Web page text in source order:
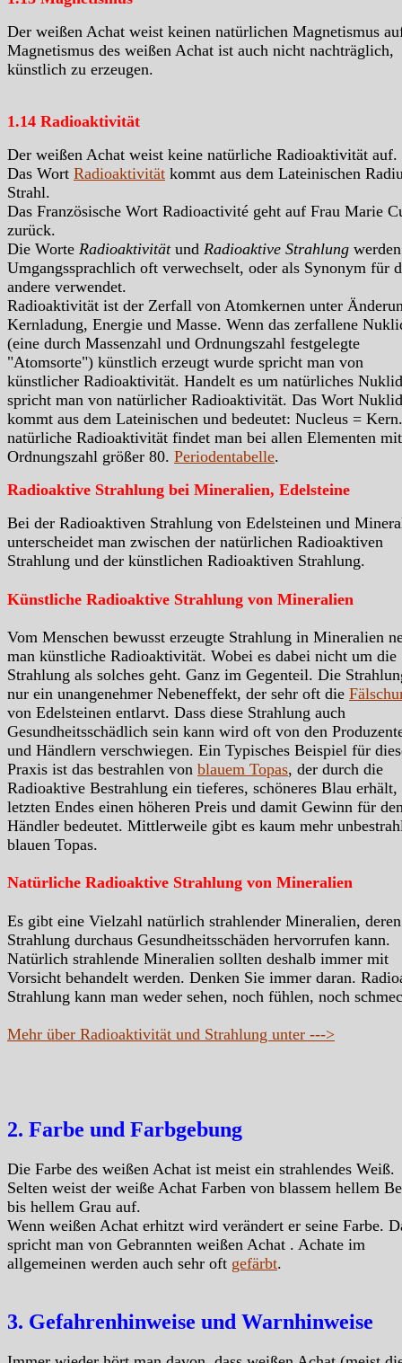
Der weißen Achat weist keinen natürlichen Magnetismus
Magnetismus des weißen Achat ist auch nicht nachträglich,
künstlich zu erzeugen.
1.14 Radioaktivität
Der weißen Achat weist keine natürliche Radioaktivität auf.
Das Wort Radioaktivität kommt aus dem Lateinischen
Strahl.
Das Französische Wort Radioactivité geht auf Frau Marie
zurück.
Die Worte Radioaktivitätund Radioaktive Strahlung werden
Umgangssprachlich oft verwechselt, oder als Synonym für
andere verwendet.
Radioaktivität ist der Zerfall von Atomkernen unter
Kernladung, Energie und Masse. Wenn das zerfallene
(eine durch Massenzahl und Ordnungszahl festgelegte
"Atomsorte") künstlich erzeugt wurde spricht man von
künstlicher Radioaktivität. Handelt es um natürliches Nuklid
spricht man von natürlicher Radioaktivität. Das Wort Nuklid
kommt aus dem Lateinischen und bedeutet: Nucleus =
natürliche Radioaktivität findet man bei allen Elementen
Ordnungszahl größer 80. Periodentabelle.
Radioaktive Strahlung bei Mineralien, Edelsteine
Bei der Radioaktiven Strahlung von Edelsteinen und
unterscheidet man zwischen der natürlichen Radioaktiven
Strahlung und der künstlichen Radioaktiven Strahlung.
Künstliche Radioaktive Strahlung von Mineralien
Vom Menschen bewusst erzeugte Strahlung in Mineralien
man künstliche Radioaktivität. Wobei es dabei nicht um die
Strahlung als solches geht. Ganz im Gegenteil. Die
nur ein unangenehmer Nebeneffekt, der sehr oft die
von Edelsteinen entlarvt. Dass diese Strahlung auch
Gesundheitsschädlich sein kann wird oft von den
und Händlern verschwiegen. Ein Typisches Beispiel für
Praxis ist das bestrahlen von blauem Topas, der durch die
Radioaktive Bestrahlung ein tieferes, schöneres Blau erhält,
letzten Endes einen höheren Preis und damit Gewinn für
Händler bedeutet. Mittlerweile gibt es kaum mehr
blauen Topas.
Natürliche Radioaktive Strahlung von Mineralien
Es gibt eine Vielzahl natürlich strahlender Mineralien, deren
Strahlung durchaus Gesundheitsschäden hervorrufen kann.
Natürlich strahlende Mineralien sollten deshalb immer mit
Vorsicht behandelt werden. Denken Sie immer daran.
Strahlung kann man weder sehen, noch fühlen, noch
Mehr über Radioaktivität und Strahlung unter --->
2. Farbe und Farbgebung
Die Farbe des weißen Achat ist meist ein strahlendes Weiß.
Selten weist der weiße Achat Farben von blassem hellem
bis hellem Grau auf.
Wenn weißen Achat erhitzt wird verändert er seine Farbe.
spricht man von Gebrannten weißen Achat . Achate im
allgemeinen werden auch sehr oft gefärbt.
3. Gefahrenhinweise und Warnhinweise